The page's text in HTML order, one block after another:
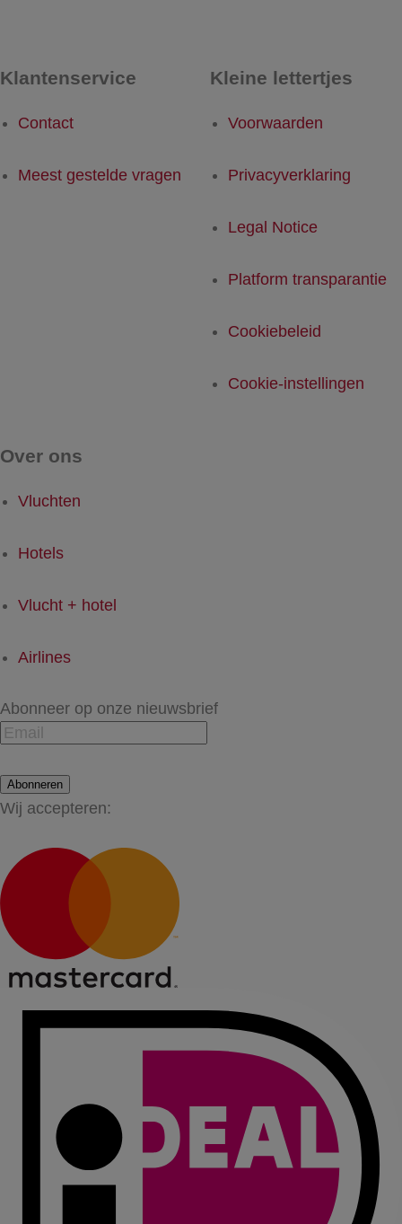
Klantenservice
Contact
Meest gestelde vragen
Kleine lettertjes
Voorwaarden
Privacyverklaring
Legal Notice
Platform transparantie
Cookiebeleid
Cookie-instellingen
Over ons
Vluchten
Hotels
Vlucht + hotel
Airlines
Abonneer op onze nieuwsbrief
Abonneren
Wij accepteren: